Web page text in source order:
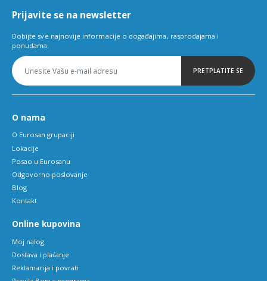
Prijavite se na newsletter
Dobijte sve najnovije informacije o događajima, rasprodajama i
ponudama.
PRETPLATITE SE
O nama
O Eurosan grupaciji
Lokacije
Posao u Eurosanu
Odgovorno poslovanje
Blog
Kontakt
Online kupovina
Moj nalog
Dostava i plaćanje
Reklamacija i povrati